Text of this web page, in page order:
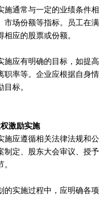
施通常与一定的业绩条件相
市场份额等指标。员工在满
应的股票或份额。
施应有明确的目标，如提高
职率等。企业应根据自身情
标。
激励实施
施应遵循相关法律法规和公
制定、股东大会审议、授予
的实施过程中，应明确各项